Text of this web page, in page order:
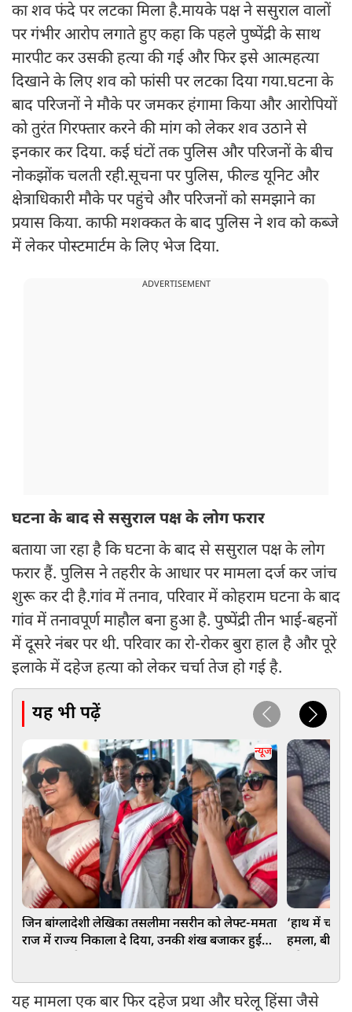
का शव फंदे पर लटका मिला है.मायके पक्ष ने ससुराल वालों
पर गंभीर आरोप लगाते हुए कहा कि पहले पुष्पेंद्री के साथ
मारपीट कर उसकी हत्या की गई और फिर इसे आत्महत्या
दिखाने के लिए शव को फांसी पर लटका दिया गया.घटना के
बाद परिजनों ने मौके पर जमकर हंगामा किया और आरोपियों
को तुरंत गिरफ्तार करने की मांग को लेकर शव उठाने से
इनकार कर दिया. कई घंटों तक पुलिस और परिजनों के बीच
नोकझोंक चलती रही.सूचना पर पुलिस, फील्ड यूनिट और
क्षेत्राधिकारी मौके पर पहुंचे और परिजनों को समझाने का
प्रयास किया. काफी मशक्कत के बाद पुलिस ने शव को कब्जे
में लेकर पोस्टमार्टम के लिए भेज दिया.
ADVERTISEMENT
घटना के बाद से ससुराल पक्ष के लोग फरार
बताया जा रहा है कि घटना के बाद से ससुराल पक्ष के लोग
फरार हैं. पुलिस ने तहरीर के आधार पर मामला दर्ज कर जांच
शुरू कर दी है.गांव में तनाव, परिवार में कोहराम घटना के बाद
गांव में तनावपूर्ण माहौल बना हुआ है. पुष्पेंद्री तीन भाई-बहनों
में दूसरे नंबर पर थी. परिवार का रो-रोकर बुरा हाल है और पूरे
इलाके में दहेज हत्या को लेकर चर्चा तेज हो गई है.
यह भी पढ़ें
न्यूज
जिन बांग्लादेशी लेखिका तसलीमा नसरीन को लेफ्ट-ममता
राज में राज्य निकाला दे दिया, उनकी शंख बजाकर हुई
‘हाथ में चाकू
हमला, बीच
यह मामला एक बार फिर दहेज प्रथा और घरेलू हिंसा जैसे